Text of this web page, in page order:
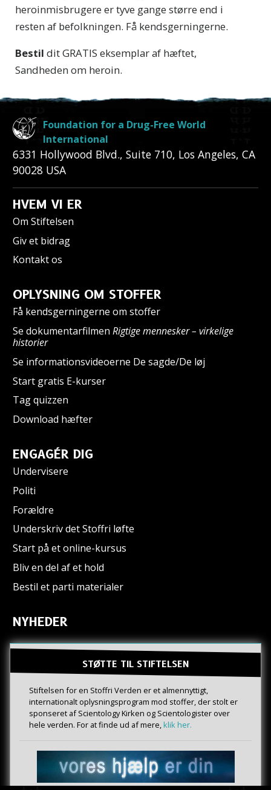
heroinmisbrugere er tyve gange større end i
resten af befolkningen. Få kendsgerningerne.
Bestil dit GRATIS eksemplar af hæftet,
Sandheden om heroin.
Foundation for a Drug-Free World
International
6331 Hollywood Blvd., Suite 710, Los Angeles, CA
90028 USA
HVEM VI ER
Om Stiftelsen
Giv et bidrag
Kontakt os
OPLYSNING OM STOFFER
Få kendsgerningerne om stoffer
Se dokumentarfilmen Rigtige mennesker – virkelige
historier
Se informationsvideoerne De sagde/De løj
Start gratis E-kurser
Tag quizzen
Download hæfter
ENGAGÉR DIG
Undervisere
Politi
Forældre
Underskriv det Stoffri løfte
Start på et online-kursus
Bliv en del af et hold
Bestil et parti materialer
NYHEDER
STØTTE TIL STIFTELSEN
Stiftelsen for en Stoffri Verden er et almennyttigt,
internationalt oplysningsprogram mod stoffer, der stolt er
sponseret af Scientology Kirken og Scientologister over
hele verden. For at finde ud af mere, klik her.